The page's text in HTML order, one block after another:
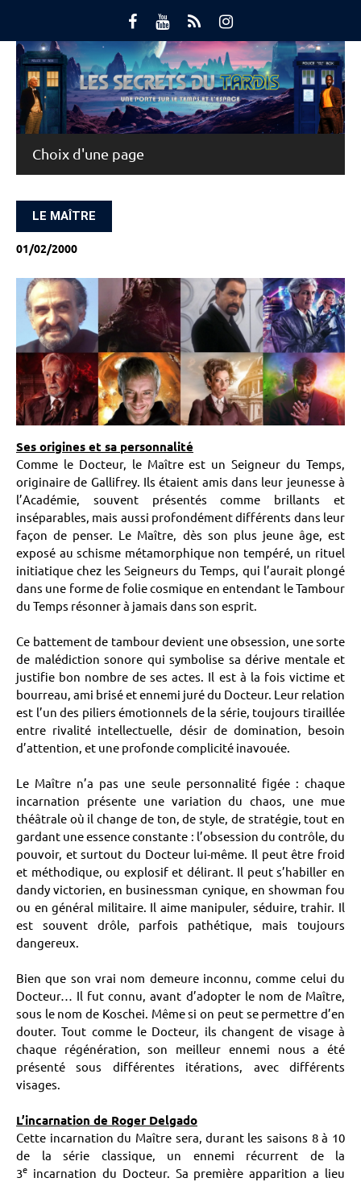
content
Main Menu
LE MAÎTRE
01/02/2000
Ses origines et sa personnalité
Comme le Docteur, le Maître est un Seigneur du Temps,
originaire de Gallifrey. Ils étaient amis dans leur jeunesse à
l’Académie, souvent présentés comme brillants et
inséparables, mais aussi profondément différents dans leur
façon de penser. Le Maître, dès son plus jeune âge, est
exposé au schisme métamorphique non tempéré, un rituel
initiatique chez les Seigneurs du Temps, qui l’aurait plongé
dans une forme de folie cosmique en entendant le Tambour
du Temps résonner à jamais dans son esprit.
Ce battement de tambour devient une obsession, une sorte
de malédiction sonore qui symbolise sa dérive mentale et
justifie bon nombre de ses actes. Il est à la fois victime et
bourreau, ami brisé et ennemi juré du Docteur. Leur relation
est l’un des piliers émotionnels de la série, toujours tiraillée
entre rivalité intellectuelle, désir de domination, besoin
d’attention, et une profonde complicité inavouée.
Le Maître n’a pas une seule personnalité figée : chaque
incarnation présente une variation du chaos, une mue
théâtrale où il change de ton, de style, de stratégie, tout en
gardant une essence constante : l’obsession du contrôle, du
pouvoir, et surtout du Docteur lui-même. Il peut être froid
et méthodique, ou explosif et délirant. Il peut s’habiller en
dandy victorien, en businessman cynique, en showman fou
ou en général militaire. Il aime manipuler, séduire, trahir. Il
est souvent drôle, parfois pathétique, mais toujours
dangereux.
Bien que son vrai nom demeure inconnu, comme celui du
Docteur… Il fut connu, avant d’adopter le nom de Maître,
sous le nom de Koschei. Même si on peut se permettre d’en
douter. Tout comme le Docteur, ils changent de visage à
chaque régénération, son meilleur ennemi nous a été
présenté sous différentes itérations, avec différents
visages.
L’incarnation de Roger Delgado
Cette incarnation du Maître sera, durant les saisons 8 à 10
de la série classique, un ennemi récurrent de la
3e incarnation du Docteur. Sa première apparition a lieu